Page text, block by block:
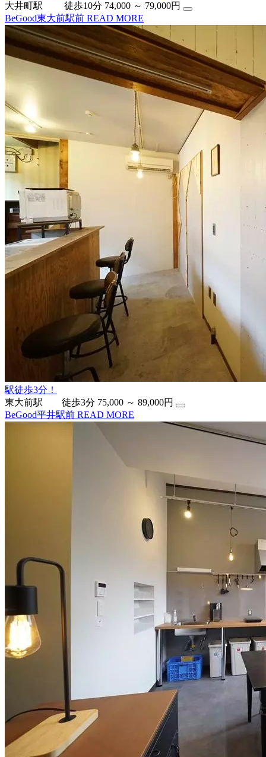
大井町駅 徒歩10分 74,000 ～ 79,000円
BeGood東大前駅前 READ MORE
駅徒歩3分！
東大前駅 徒歩3分 75,000 ～ 89,000円
BeGood平井駅前 READ MORE